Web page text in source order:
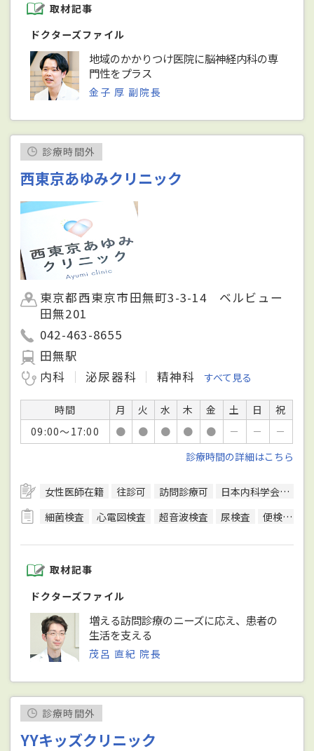
取材記事
ドクターズファイル
地域のかかりつけ医院に脳神経内科の専
門性をプラス
金子 厚 副院長
診療時間外
西東京あゆみクリニック
東京都西東京市田無町3-3-14 ベルビュー
田無201
042-463-8655
田無駅
内科
泌尿器科 精神科 すべて見る
時間 月 火 水 木 金 土 日
祝
09:00～17:00
● ● ● ● ● － －
－
診療時間の詳細はこちら
女性医師在籍 往診可 訪問診療可
日本内科学会総合内科専門医
細菌検査
心電図検査 超音波検査 尿検査 便検査
取材記事
ドクターズファイル
増える訪問診療のニーズに応え、患者の
生活を支える
茂呂 直紀 院長
診療時間外
YYキッズクリニック